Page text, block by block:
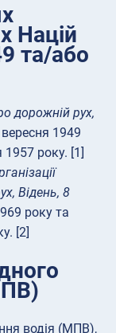
Націй
та/або
дорожній рух,
1949
1957 року. [1]
Відень, 8
року та
[2]
водія (МПВ),